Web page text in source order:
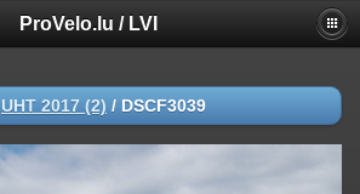
ProVelo.lu / LVI
UHT 2017 (2) / DSCF3039